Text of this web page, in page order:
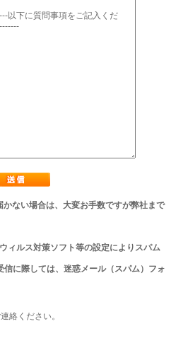
ない場合は、大変お手数ですが弊社まで
ィルス対策ソフト等の設定によりスパム
に際しては、迷惑メール（スパム）フォ
絡ください。